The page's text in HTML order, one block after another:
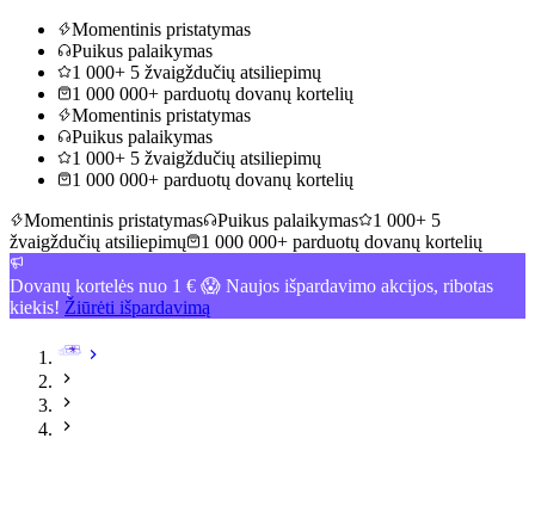
Momentinis pristatymas
Puikus palaikymas
1 000+ 5 žvaigždučių atsiliepimų
1 000 000+ parduotų dovanų kortelių
Momentinis pristatymas
Puikus palaikymas
1 000+ 5 žvaigždučių atsiliepimų
1 000 000+ parduotų dovanų kortelių
Momentinis pristatymas
Puikus palaikymas
1 000+ 5
žvaigždučių atsiliepimų
1 000 000+ parduotų dovanų kortelių
Dovanų kortelės nuo 1 € 😱 Naujos išpardavimo akcijos, ribotas
kiekis! Žiūrėti išpardavimą